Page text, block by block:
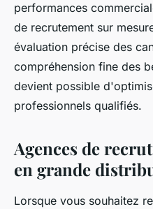
performances
de recrutement sur
évaluation précise des
compréhension fine des
devient possible
professionnels qualifiés.
Agences de
en grande
Lorsque vous souhaitez